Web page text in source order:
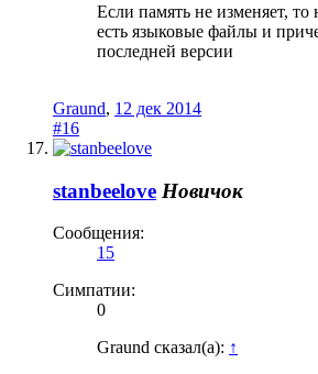
Если память не изменяет, то
есть языковые файлы и
последней версии
Graund, 12 дек 2014
#16
stanbeelove Новичок
Сообщения:
15
Симпатии:
0
Graund сказал(а): ↑